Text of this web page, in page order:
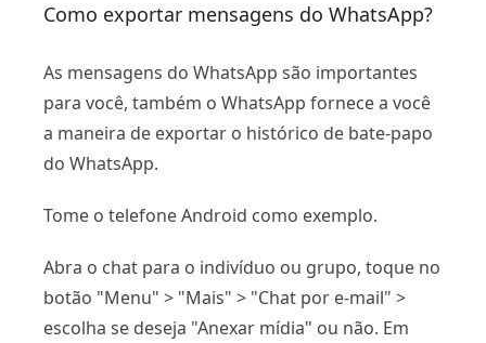
Como exportar mensagens do WhatsApp?
As mensagens do WhatsApp são importantes
para você, também o WhatsApp fornece a você
a maneira de exportar o histórico de bate-papo
do WhatsApp.
Tome o telefone Android como exemplo.
Abra o chat para o indivíduo ou grupo, toque no
botão "Menu" > "Mais" > "Chat por e-mail" >
escolha se deseja "Anexar mídia" ou não. Em